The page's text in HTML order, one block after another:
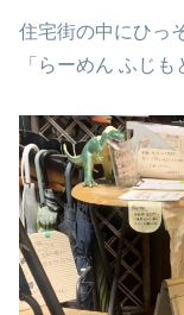
住宅街の中にひっ
「らーめん ふじも